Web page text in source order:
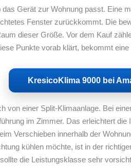
Gerät zur Wohnung passt. Eine
Fenster zurückkommt. Die
dieser Größe. Vor dem Kauf
Punkte vorab klärt, bekommt
KresicoKlima 9000 bei
von einer Split-Klimaanlage. Bei
im Zimmer. Das erleichtert
Verschieben innerhalb der
kühlen möchte, ist in der
die Leistungsklasse sehr